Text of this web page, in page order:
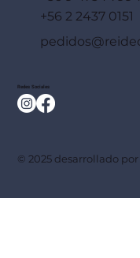
+56 2 2437 0151
Redes Sociales
© 2025 desarrollado por